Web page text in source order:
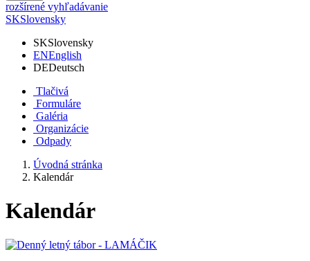
rozšírené vyhľadávanie
SKSlovensky
SKSlovensky
ENEnglish
DEDeutsch
Tlačivá
Formuláre
Galéria
Organizácie
Odpady
Úvodná stránka
Kalendár
Kalendár